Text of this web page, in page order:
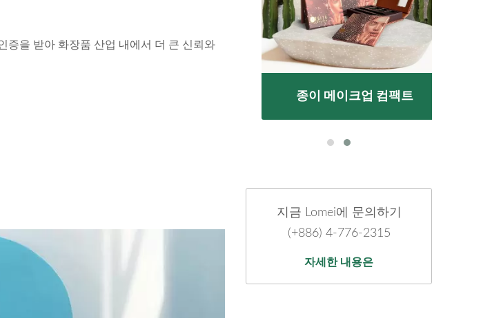
증을 받아 화장품 산업 내에서 더 큰 신뢰와
종이 메이크업 컴팩트
지금 Lomei에 문의하기
(+886) 4-776-2315
자세한 내용은